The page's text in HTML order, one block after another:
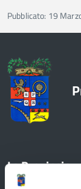
Pubblicato: 19
La Provincia